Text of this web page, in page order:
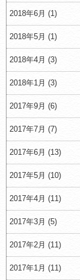
2018年6月 (1)
2018年5月 (1)
2018年4月 (3)
2018年1月 (3)
2017年9月 (6)
2017年7月 (7)
2017年6月 (13)
2017年5月 (10)
2017年4月 (11)
2017年3月 (5)
2017年2月 (11)
2017年1月 (11)